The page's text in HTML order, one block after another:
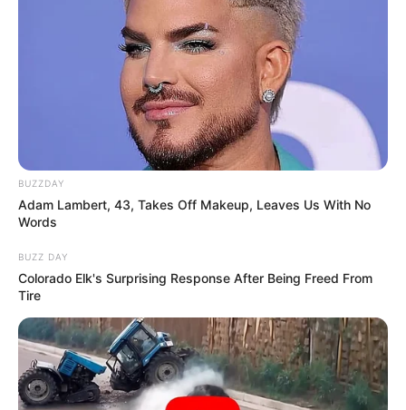
weitere Kalauer
Quermania folgen: Impressum & Kontakt
Smartphone Startseite
Suchen:
Auf einigen Seiten dieses Projektes sind Affiliate-
Angebote integriert. Wenn etwas darüber gebucht oder
BUZZDAY
Adam Lambert, 43, Takes Off Makeup, Leaves Us With No
Words
BUZZ DAY
Colorado Elk's Surprising Response After Being Freed From
Tire